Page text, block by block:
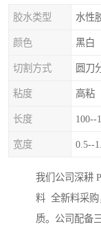
胶水类型 水性
颜色 黑白
切割方式 圆刀
粘度 高粘
长度 100--
宽度 0.5--
我们公司深耕
料 全新料采购
质。公司配备